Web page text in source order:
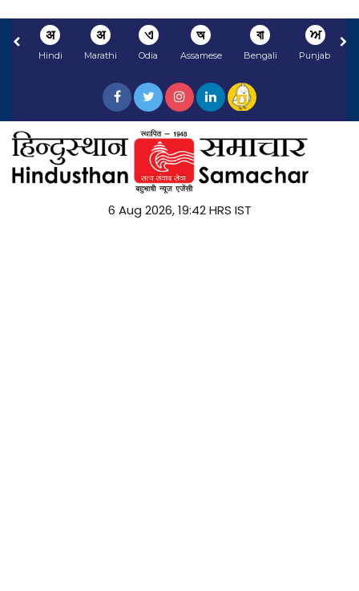
अ
Hindi
अ
Marathi
ଏ
Odia
অ
Assamese
বা
Bengali
ਅ
Punjabi
6 Aug 2026, 19:42 HRS IST